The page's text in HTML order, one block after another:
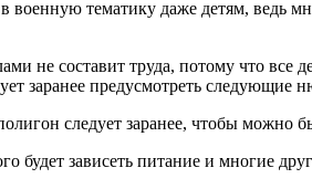
в военную тематику даже детям, ведь
не составит труда, потому что все
заранее предусмотреть следующие
следует заранее, чтобы можно
будет зависеть питание и многие